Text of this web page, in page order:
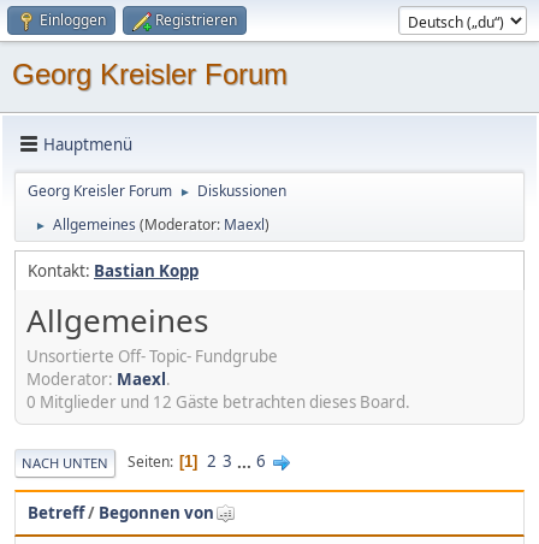
Einloggen Registrieren
Georg Kreisler Forum
Hauptmenü
Georg Kreisler Forum ► Diskussionen
► Allgemeines (Moderator: Maexl)
Kontakt: Bastian Kopp
Allgemeines
Unsortierte Off- Topic- Fundgrube
Moderator: Maexl.
0 Mitglieder und 12 Gäste betrachten dieses Board.
NACH UNTEN Seiten 1 2 3 ... 6
Betreff/ Begonnen von